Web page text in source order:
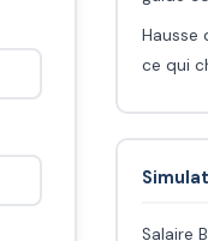
Hausse
ce qui
Salaire